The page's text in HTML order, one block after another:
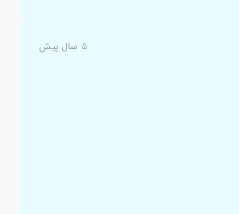
۵ سال پیش